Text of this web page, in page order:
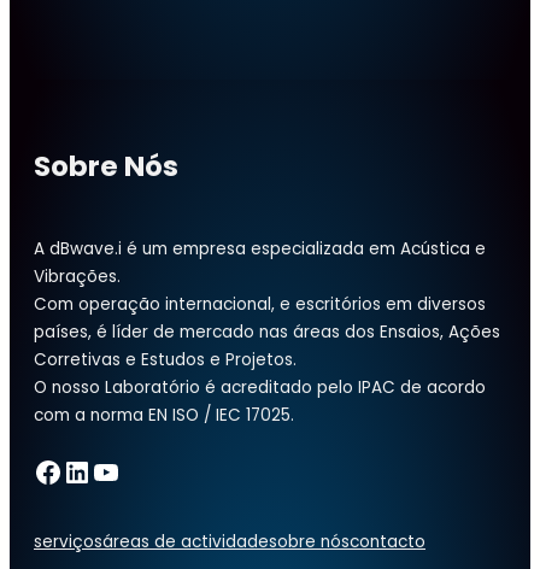
Sobre Nós
A dBwave.i é um empresa especializada em Acústica e
Vibrações.
Com operação internacional, e escritórios em diversos
países, é líder de mercado nas áreas dos Ensaios, Ações
Corretivas e Estudos e Projetos.
O nosso Laboratório é acreditado pelo IPAC de acordo
com a norma EN ISO / IEC 17025.
Facebook LinkedIn YouTube
serviçosáreas de actividadesobre nóscontacto